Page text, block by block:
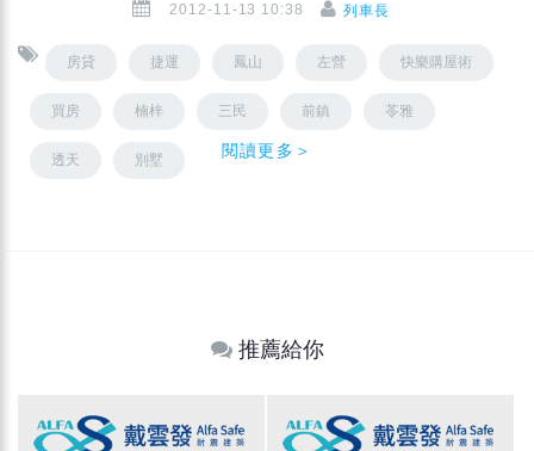
2012-11-13 10:38 列車長
房貸 捷運 鳳山 左營 快樂購屋術
買房 楠梓 三民 前鎮 苓雅
透天 別墅 閱讀更多＞
推薦給你